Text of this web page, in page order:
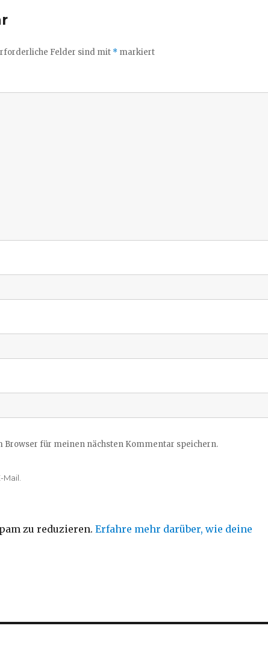
Felder sind mit * markiert
Browser für meinen nächsten Kommentar speichern.
zu reduzieren.Erfahre mehr darüber, wie deine